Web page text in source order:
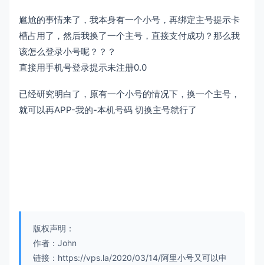
尴尬的事情来了，我本身有一个小号，再绑定主号提示卡
槽占用了，然后我换了一个主号，直接支付成功？那么我
该怎么登录小号呢？？？
直接用手机号登录提示未注册0.0
已经研究明白了，原有一个小号的情况下，换一个主号，
就可以再APP-我的-本机号码 切换主号就行了
版权声明：
作者：John
链接：https://vps.la/2020/03/14/阿里小号又可以申